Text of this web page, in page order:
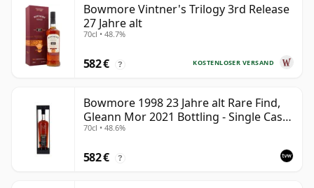
Bowmore Vintner's Trilogy 3rd Release
27 Jahre alt
70cl • 48.7%
KOSTENLOSER VERSAND
582 € ?
Bowmore 1998 23 Jahre alt Rare Find,
Gleann Mor 2021 Bottling - Single Cask
353892
70cl • 48.6%
582 € ?